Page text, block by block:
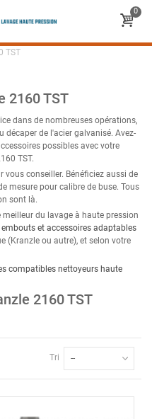
0
TST
2160 TST
dans de nombreuses opérations,
de l'acier galvanisé. Avez-
possibles avec votre
TST.
vous conseiller. Bénéficiez aussi de
mesure pour calibre de buse. Tous
sont là.
du lavage à haute pression
embouts et accessoires adaptables
(Kranzle ou autre), et selon votre
compatibles nettoyeurs haute
2160 TST
Tri --